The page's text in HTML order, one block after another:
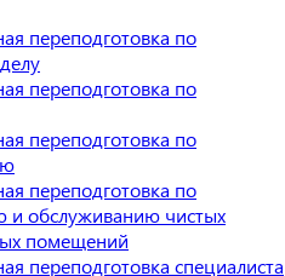
переподготовка по
переподготовка по
переподготовка по
переподготовка по
и обслуживанию чистых
помещений
переподготовка специалиста